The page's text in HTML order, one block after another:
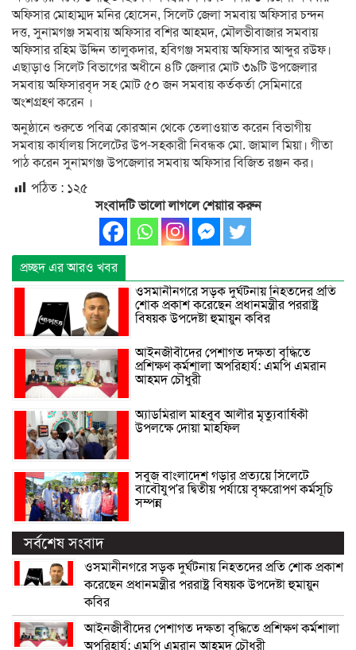
অফিসার মোহাম্মদ মনির হোসেন, সিলেট জেলা সমবায় অফিসার চন্দন
দত্ত, সুনামগঞ্জ সমবায় অফিসার বশির আহমদ, মৌলভীবাজার সমবায়
অফিসার রহিম উদ্দিন তালুকদার, হবিগঞ্জ সমবায় অফিসার আব্দুর রউফ।
এছাড়াও সিলেট বিভাগের অধীনে ৪টি জেলার মোট ৩৯টি উপজেলার
সমবায় অফিসারবৃদ সহ মোট ৫০ জন সমবায় কর্তকর্তা সেমিনারে
অংশগ্রহণ করেন ।
অনুষ্ঠানে শুরুতে পবিত্র কোরআন থেকে তেলাওয়াত করেন বিভাগীয়
সমবায় কার্যালয় সিলেটের উপ-সহকারী নিবন্ধক মো. জামাল মিয়া। গীতা
পাঠ করেন সুনামগঞ্জ উপজেলার সমবায় অফিসার বিজিত রঞ্জন কর।
পঠিত : ১২৫
সংবাদটি ভালো লাগলে শেয়াার করুন
প্রচ্ছদ এর আরও খবর
ওসমানীনগরে সড়ক দুর্ঘটনায় নিহতদের প্রতি
শোক প্রকাশ করেছেন প্রধানমন্ত্রীর পররাষ্ট্র
বিষয়ক উপদেষ্টা হুমায়ুন কবির
আইনজীবীদের পেশাগত দক্ষতা বৃদ্ধিতে
প্রশিক্ষণ কর্মশালা অপরিহার্য: এমপি এমরান
আহমদ চৌধুরী
অ্যাডমিরাল মাহবুব আলীর মৃত্যুবার্ষিকী
উপলক্ষে দোয়া মাহফিল
সবুজ বাংলাদেশ গড়ার প্রত্যয়ে সিলেটে
বাবৌযুপ’র দ্বিতীয় পর্যায়ে বৃক্ষরোপণ কর্মসূচি
সম্পন্ন
সর্বশেষ সংবাদ
ওসমানীনগরে সড়ক দুর্ঘটনায় নিহতদের প্রতি শোক প্রকাশ
করেছেন প্রধানমন্ত্রীর পররাষ্ট্র বিষয়ক উপদেষ্টা হুমায়ুন
কবির
আইনজীবীদের পেশাগত দক্ষতা বৃদ্ধিতে প্রশিক্ষণ কর্মশালা
অপরিহার্য: এমপি এমরান আহমদ চৌধুরী